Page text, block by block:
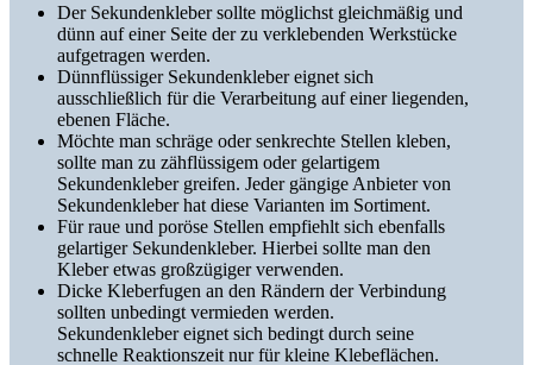
Der Sekundenkleber sollte möglichst gleichmäßig und
dünn auf einer Seite der zu verklebenden Werkstücke
aufgetragen werden.
Dünnflüssiger Sekundenkleber eignet sich
ausschließlich für die Verarbeitung auf einer liegenden,
ebenen Fläche.
Möchte man schräge oder senkrechte Stellen kleben,
sollte man zu zähflüssigem oder gelartigem
Sekundenkleber greifen. Jeder gängige Anbieter von
Sekundenkleber hat diese Varianten im Sortiment.
Für raue und poröse Stellen empfiehlt sich ebenfalls
gelartiger Sekundenkleber. Hierbei sollte man den
Kleber etwas großzügiger verwenden.
Dicke Kleberfugen an den Rändern der Verbindung
sollten unbedingt vermieden werden.
Sekundenkleber eignet sich bedingt durch seine
schnelle Reaktionszeit nur für kleine Klebeflächen.